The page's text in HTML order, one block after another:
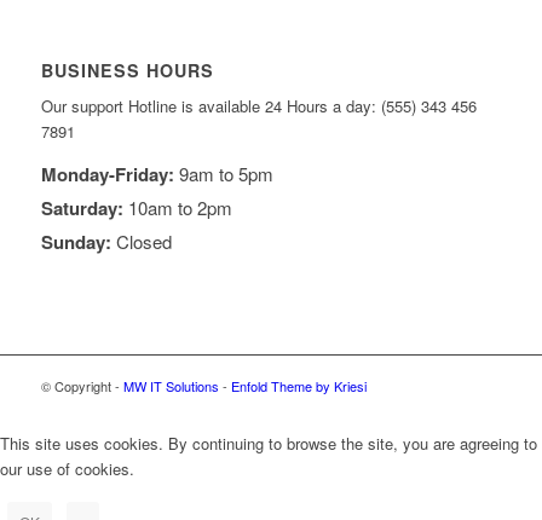
BUSINESS HOURS
Our support Hotline is available 24 Hours a day: (555) 343 456
7891
Monday-Friday: 9am to 5pm
Saturday: 10am to 2pm
Sunday: Closed
© Copyright - MW IT Solutions - Enfold Theme by Kriesi
This site uses cookies. By continuing to browse the site, you are agreeing to
our use of cookies.